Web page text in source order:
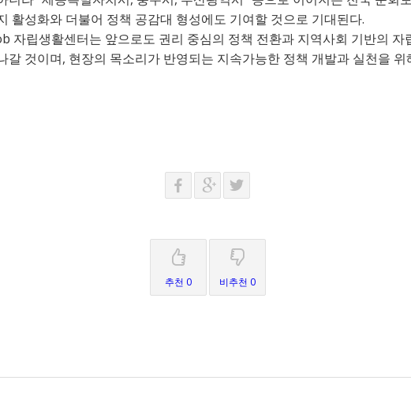
활성화와 더불어 정책 공감대 형성에도 기여할 것으로 기대된다.
자립생활센터는 앞으로도 권리 중심의 정책 전환과 지역사회 기반의 자
갈 것이며 , 현장의 목소리가 반영되는 지속가능한 정책 개발과 실천을
추천 0 비추천 0